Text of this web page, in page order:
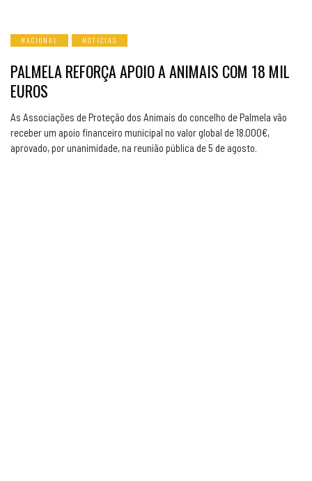
NACIONAL NOTICIAS
PALMELA REFORÇA APOIO A ANIMAIS COM 18 MIL
EUROS
As Associações de Proteção dos Animais do concelho de Palmela vão
receber um apoio financeiro municipal no valor global de 18.000€,
aprovado, por unanimidade, na reunião pública de 5 de agosto.